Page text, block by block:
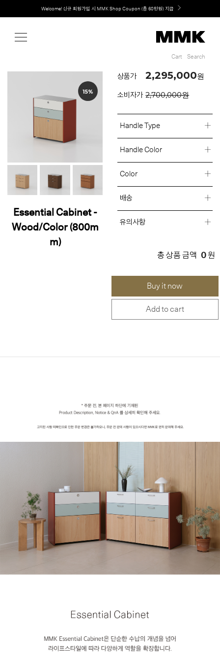
MMK의 새로운 키친 디자인, EXTRUDE 익스트루드 라인 출시
Cart Search
Essential Cabinet -
Wood/Color (800m
m)
15%
상품가 2,295,000원
소비자가 2,700,000원
Handle Type
Handle Color
Color
배송
유의사항
총 상품 금액 0 원
Buy it now
Add to cart